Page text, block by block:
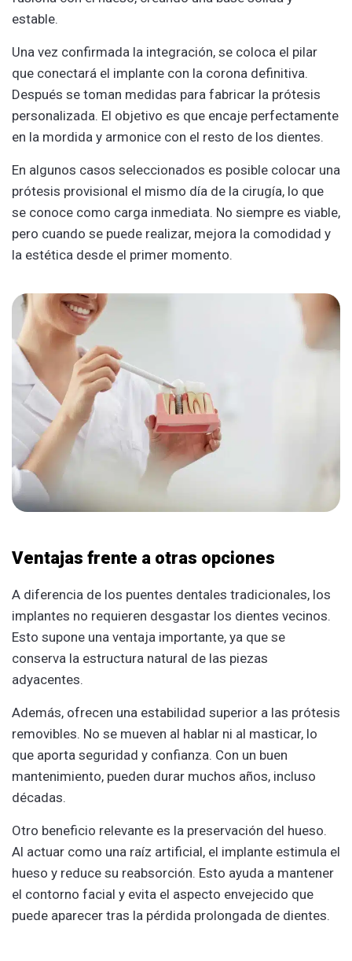
estable.
Una vez confirmada la integración, se coloca el pilar
que conectará el implante con la corona definitiva.
Después se toman medidas para fabricar la prótesis
personalizada. El objetivo es que encaje perfectamente
en la mordida y armonice con el resto de los dientes.
En algunos casos seleccionados es posible colocar una
prótesis provisional el mismo día de la cirugía, lo que
se conoce como carga inmediata. No siempre es viable,
pero cuando se puede realizar, mejora la comodidad y
la estética desde el primer momento.
Ventajas frente a otras opciones
A diferencia de los puentes dentales tradicionales, los
implantes no requieren desgastar los dientes vecinos.
Esto supone una ventaja importante, ya que se
conserva la estructura natural de las piezas
adyacentes.
Además, ofrecen una estabilidad superior a las prótesis
removibles. No se mueven al hablar ni al masticar, lo
que aporta seguridad y confianza. Con un buen
mantenimiento, pueden durar muchos años, incluso
décadas.
Otro beneficio relevante es la preservación del hueso.
Al actuar como una raíz artificial, el implante estimula el
hueso y reduce su reabsorción. Esto ayuda a mantener
el contorno facial y evita el aspecto envejecido que
puede aparecer tras la pérdida prolongada de dientes.